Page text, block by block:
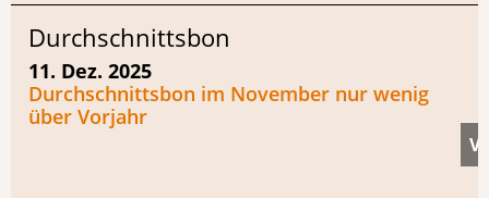
Durchschnittsbon
11. Dez. 2025
Durchschnittsbon im November nur wenig
über Vorjahr